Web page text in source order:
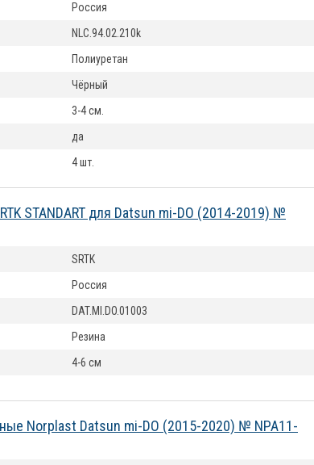
Россия
NLC.94.02.210k
Полиуретан
Чёрный
3-4 см.
да
4 шт.
STANDART для Datsun mi-DO (2014-2019) №
SRTK
Россия
DAT.MI.DO.01003
Резина
4-6 см
Norplast Datsun mi-DO (2015-2020) № NPA11-